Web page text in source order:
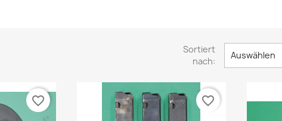
Sortiert
nach:
Auswählen
favorite_border favorite_border